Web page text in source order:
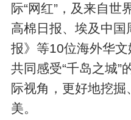
际“网红”，及来自世
高棉日报、埃及中国
报》等10位海外华文
共同感受“千岛之城”
际视角，更好地挖掘
美。